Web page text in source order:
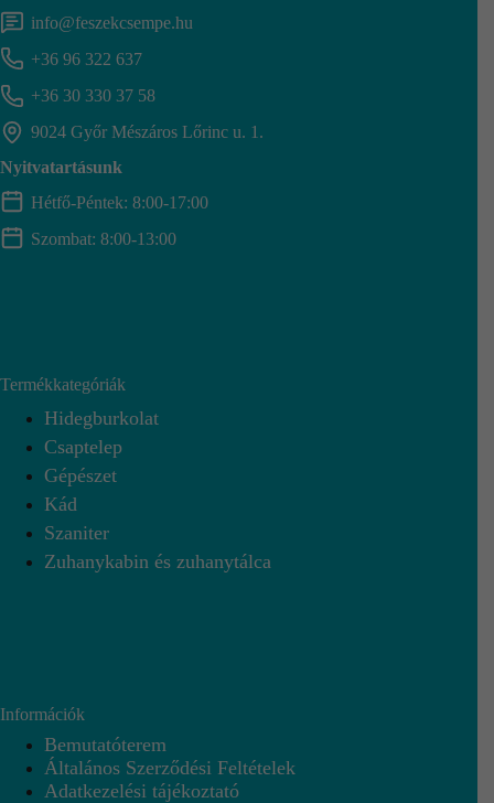
info@feszekcsempe.hu
+36 96 322 637
+36 30 330 37 58
9024 Győr Mészáros Lőrinc u. 1.
Nyitvatartásunk
Hétfő-Péntek: 8:00-17:00
Szombat: 8:00-13:00
Termékkategóriák
Hidegburkolat
Csaptelep
Gépészet
Kád
Szaniter
Zuhanykabin és zuhanytálca
Információk
Bemutatóterem
Általános Szerződési Feltételek
Adatkezelési tájékoztató